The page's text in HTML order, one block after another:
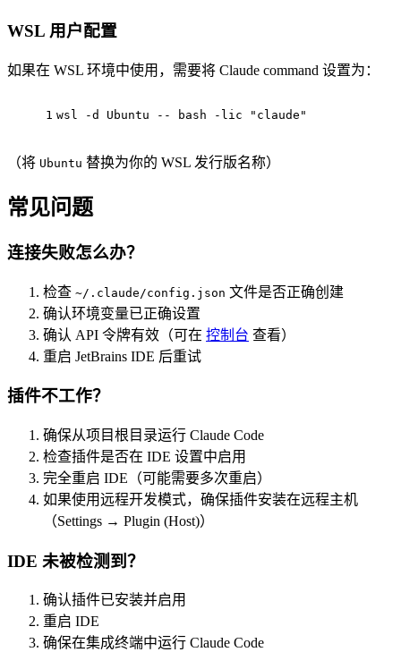
WSL 用户配置
如果在 WSL 环境中使用，需要将 Claude command 设置为：
1 wsl -d Ubuntu -- bash -lic "claude"
（将 Ubuntu 替换为你的 WSL 发行版名称）
常见问题
连接失败怎么办？
检查 ~/.claude/config.json 文件是否正确创建
确认环境变量已正确设置
确认 API 令牌有效（可在 控制台 查看）
重启 JetBrains IDE 后重试
插件不工作？
确保从项目根目录运行 Claude Code
检查插件是否在 IDE 设置中启用
完全重启 IDE（可能需要多次重启）
如果使用远程开发模式，确保插件安装在远程主机
（Settings → Plugin (Host)）
IDE 未被检测到？
确认插件已安装并启用
重启 IDE
确保在集成终端中运行 Claude Code